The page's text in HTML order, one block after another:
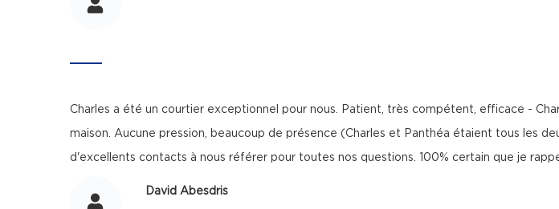
Charles a été un courtier exceptionnel pour nous. Patient, très compétent, efficace -
maison. Aucune pression, beaucoup de présence (Charles et Panthéa étaient tous les
d'excellents contacts à nous référer pour toutes nos questions. 100% certain que je
David Abesdris